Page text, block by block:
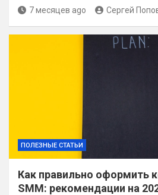
7 месяцев ago Сергей
ПОЛЕЗНЫЕ СТАТЬИ
Как правильно оформить
SMM: рекомендации на